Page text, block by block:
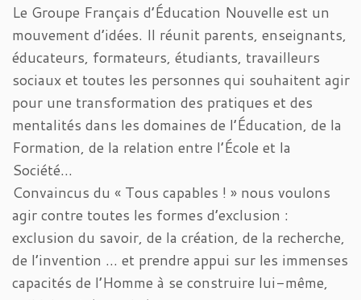
Le Groupe Français d’Éducation Nouvelle est un
mouvement d’idées. Il réunit parents, enseignants,
éducateurs, formateurs, étudiants, travailleurs
sociaux et toutes les personnes qui souhaitent agir
pour une transformation des pratiques et des
mentalités dans les domaines de l’Éducation, de la
Formation, de la relation entre l’École et la
Société…
Convaincus du « Tous capables ! » nous voulons
agir contre toutes les formes d’exclusion :
exclusion du savoir, de la création, de la recherche,
de l’invention … et prendre appui sur les immenses
capacités de l’Homme à se construire lui-même,